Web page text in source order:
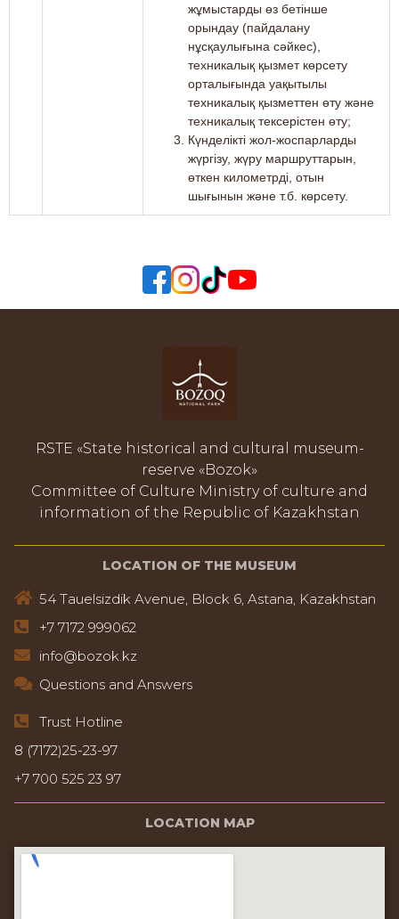
жұмыстарды өз бетінше
орындау (пайдалану
нұсқаулығына сәйкес),
техникалық қызмет көрсету
орталығында уақытылы
техникалық қызметтен өту және
техникалық тексерістен өту;
Күнделікті жол-жоспарларды
жүргізу, жүру маршруттарын,
өткен километрді, отын
шығынын және т.б. көрсету.
RSTE «State historical and cultural museum-
reserve «Bozok»
Committee of Culture Ministry of culture and
information of the Republic of Kazakhstan
LOCATION OF THE MUSEUM
54 Tauelsizdik Avenue, Block 6, Astana, Kazakhstan
+7 7172 999062
info@bozok.kz
Questions and Answers
Trust Hotline
8 (7172)25-23-97
+7 700 525 23 97
LOCATION MAP